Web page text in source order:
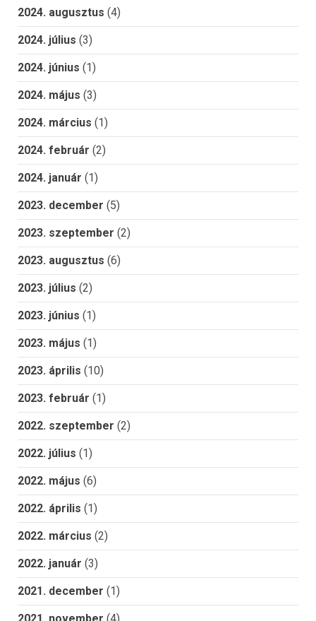
2024. augusztus (4)
2024. július (3)
2024. június (1)
2024. május (3)
2024. március (1)
2024. február (2)
2024. január (1)
2023. december (5)
2023. szeptember (2)
2023. augusztus (6)
2023. július (2)
2023. június (1)
2023. május (1)
2023. április (10)
2023. február (1)
2022. szeptember (2)
2022. július (1)
2022. május (6)
2022. április (1)
2022. március (2)
2022. január (3)
2021. december (1)